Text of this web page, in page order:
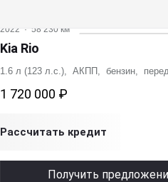
2022 · 58 230 км
Kia Rio
1.6 л (123 л.с.), АКПП, бензин,
1 720 000 ₽
Рассчитать кредит
Получить